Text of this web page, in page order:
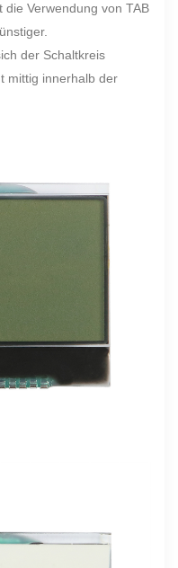
Verwendung von TAB
der Schaltkreis
mittig innerhalb der